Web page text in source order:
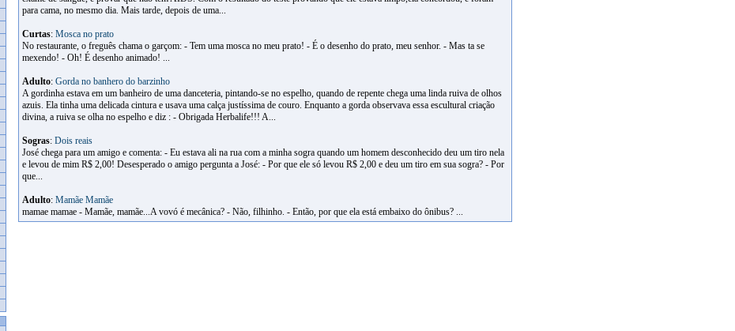
para cama, no mesmo dia. Mais tarde, depois de uma...
Curtas: Mosca no prato
No restaurante, o freguês chama o garçom: - Tem uma mosca no meu prato! - É o desenho do prato, meu senhor. - Mas ta se
mexendo! - Oh! É desenho animado! ...
Adulto: Gorda no banhero do barzinho
A gordinha estava em um banheiro de uma danceteria, pintando-se no espelho, quando de repente chega uma linda ruiva de olhos
azuis. Ela tinha uma delicada cintura e usava uma calça justíssima de couro. Enquanto a gorda observava essa escultural criação
divina, a ruiva se olha no espelho e diz : - Obrigada Herbalife!!! A...
Sogras: Dois reais
José chega para um amigo e comenta: - Eu estava ali na rua com a minha sogra quando um homem desconhecido deu um tiro nela
e levou de mim R$ 2,00! Desesperado o amigo pergunta a José: - Por que ele só levou R$ 2,00 e deu um tiro em sua sogra? - Por
que...
Adulto: Mamãe Mamãe
mamae mamae - Mamãe, mamãe...A vovó é mecânica? - Não, filhinho. - Então, por que ela está embaixo do ônibus? ...